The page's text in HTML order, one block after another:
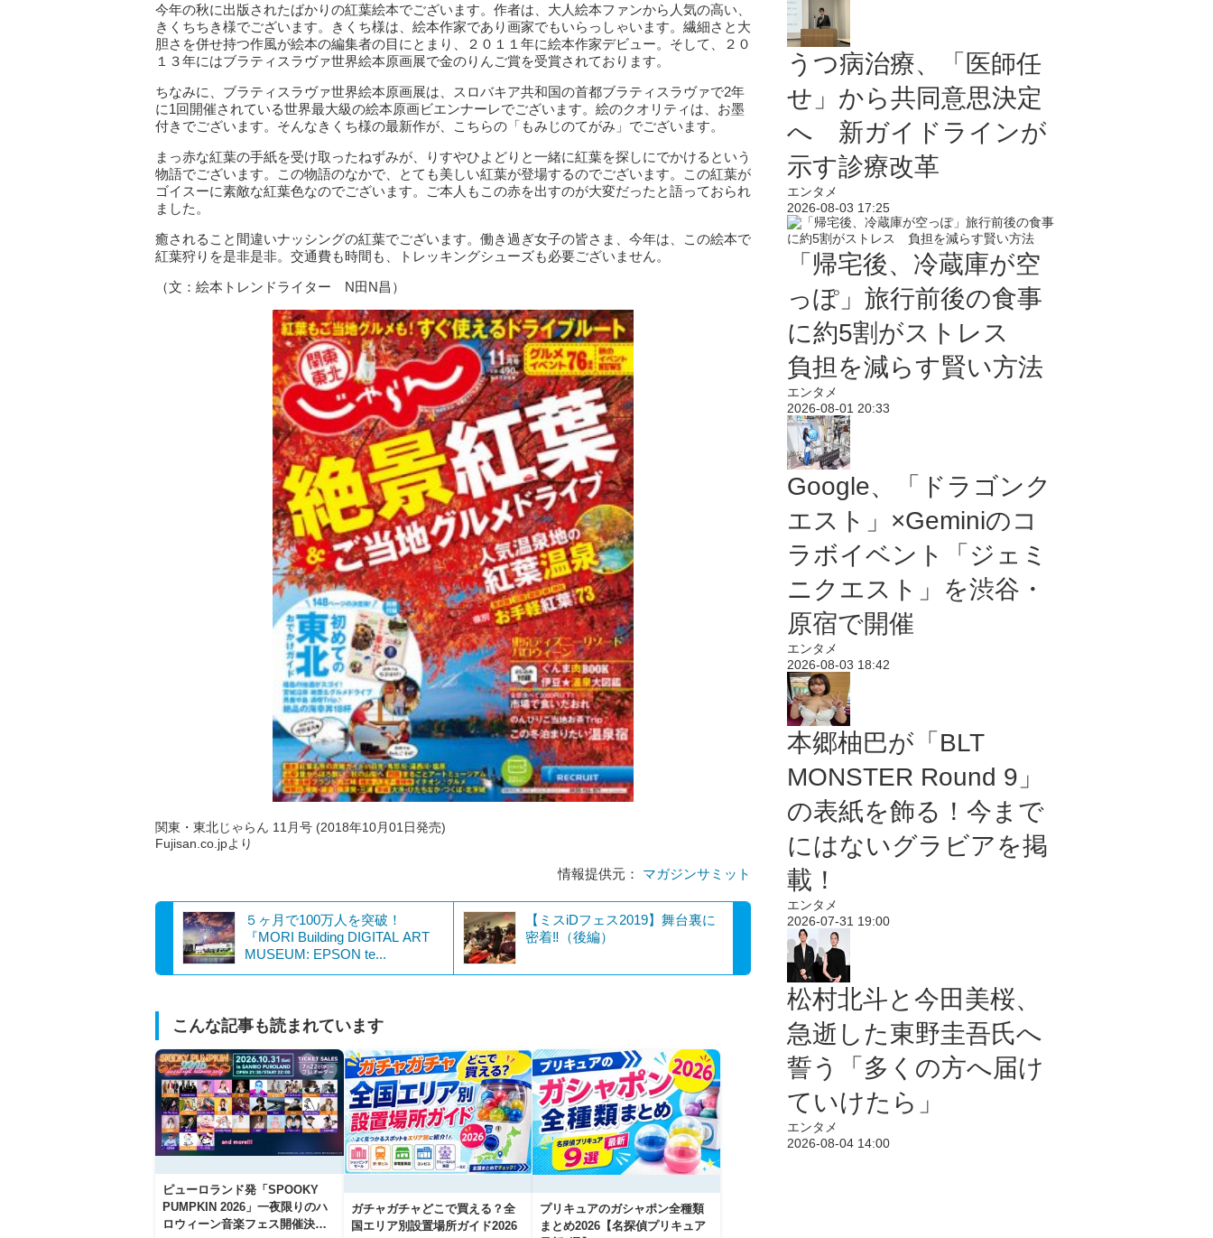
今年の秋に出版されたばかりの紅葉絵本でございます。作者は、大人絵本ファンから人気の高い、
きくちちき様でございます。きくち様は、絵本作家であり画家でもいらっしゃいます。繊細さと大
胆さを併せ持つ作風が絵本の編集者の目にとまり、２０１１年に絵本作家デビュー。そして、２０
１３年にはブラティスラヴァ世界絵本原画展で金のりんご賞を受賞されております。
ちなみに、ブラティスラヴァ世界絵本原画展は、スロバキア共和国の首都ブラティスラヴァで2年
に1回開催されている世界最大級の絵本原画ビエンナーレでございます。絵のクオリティは、お墨
付きでございます。そんなきくち様の最新作が、こちらの「もみじのてがみ」でございます。
まっ赤な紅葉の手紙を受け取ったねずみが、りすやひよどりと一緒に紅葉を探しにでかけるという
物語でございます。この物語のなかで、とても美しい紅葉が登場するのでございます。この紅葉が
ゴイスーに素敵な紅葉色なのでございます。ご本人もこの赤を出すのが大変だったと語っておられ
ました。
癒されること間違いナッシングの紅葉でございます。働き過ぎ女子の皆さま、今年は、この絵本で
紅葉狩りを是非是非。交通費も時間も、トレッキングシューズも必要ございません。
（文：絵本トレンドライター N田N昌）
関東・東北じゃらん 11月号 (2018年10月01日発売)
Fujisan.co.jpより
情報提供元： マガジンサミット
５ヶ月で100万人を突破！
『MORI Building DIGITAL ART
MUSEUM: EPSON te...
【ミスiDフェス2019】舞台裏に
密着‼（後編）
こんな記事も読まれています
ピューロランド発「SPOOKY
PUMPKIN 2026」一夜限りのハ
ロウィーン音楽フェス開催決
ガチャガチャどこで買える？全
国エリア別設置場所ガイド2026
プリキュアのガシャポン全種類
まとめ2026【名探偵プリキュア
うつ病治療、「医師任
せ」から共同意思決定
へ 新ガイドラインが
示す診療改革
エンタメ
2026-08-03 17:25
「帰宅後、冷蔵庫が空
っぽ」旅行前後の食事
に約5割がストレス
負担を減らす賢い方法
エンタメ
2026-08-01 20:33
Google、「ドラゴンク
エスト」×Geminiのコ
ラボイベント「ジェミ
ニクエスト」を渋谷・
原宿で開催
エンタメ
2026-08-03 18:42
本郷柚巴が「BLT
MONSTER Round 9」
の表紙を飾る！今まで
にはないグラビアを掲
載！
エンタメ
2026-07-31 19:00
松村北斗と今田美桜、
急逝した東野圭吾氏へ
誓う「多くの方へ届け
ていけたら」
エンタメ
2026-08-04 14:00